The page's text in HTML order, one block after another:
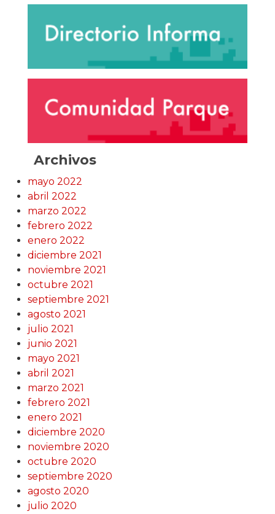
Archivos
mayo 2022
abril 2022
marzo 2022
febrero 2022
enero 2022
diciembre 2021
noviembre 2021
octubre 2021
septiembre 2021
agosto 2021
julio 2021
junio 2021
mayo 2021
abril 2021
marzo 2021
febrero 2021
enero 2021
diciembre 2020
noviembre 2020
octubre 2020
septiembre 2020
agosto 2020
julio 2020